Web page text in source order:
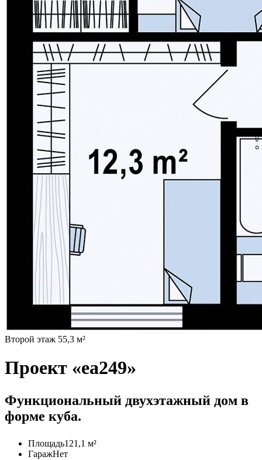
Второй этаж 55,3 м²
Проект «ea249»
Функциональный двухэтажный дом в
форме куба.
Площадь121,1 м²
ГаражНет